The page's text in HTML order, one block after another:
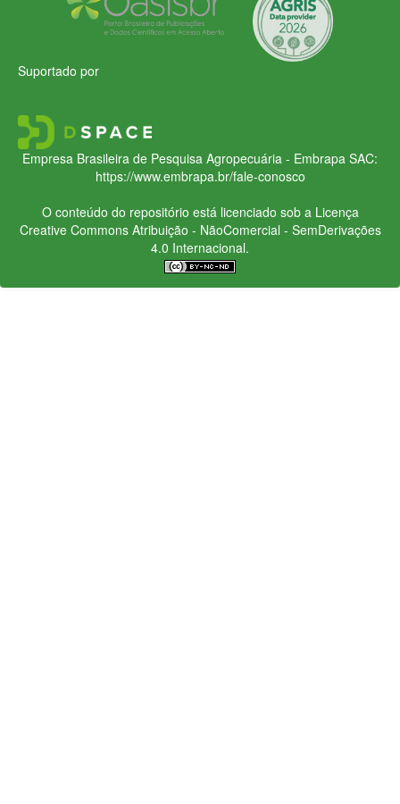
Suportado por
Empresa Brasileira de Pesquisa Agropecuária - Embrapa SAC:
https://www.embrapa.br/fale-conosco
O conteúdo do repositório está licenciado sob a Licença
Creative CommonsAtribuição - NãoComercial - SemDerivações
4.0 Internacional.